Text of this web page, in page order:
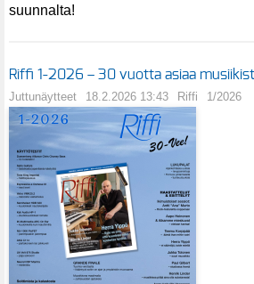
suunnalta!
Riffi 1-2026 – 30 vuotta asiaa
Juttunäytteet 18.2.2026 13:43 Riffi 1/2026